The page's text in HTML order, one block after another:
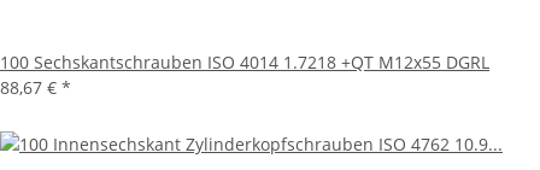
100 Sechskantschrauben ISO 4014 1.7218 +QT M12x55 DGRL
88,67 € *